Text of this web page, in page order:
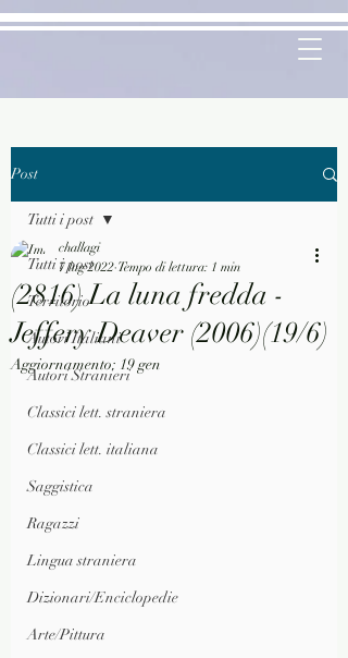
Post
Tutti i post
Territorio
Autori Italiani
Autori Stranieri
Classici lett. straniera
Classici lett. italiana
Saggistica
Ragazzi
Lingua straniera
Dizionari/Enciclopedie
Arte/Pittura
Tutti i post
(2816) La luna fredda -
Jeffery Deaver (2006)(19/6)
challagi
7 lug 2022 Tempo di lettura: 1 min
Aggiornamento: 19 gen